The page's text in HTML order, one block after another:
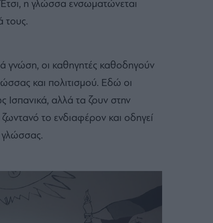
η γλώσσα ενσωματώνεται
τους.
γνώση, οι καθηγητές καθοδηγούν
και πολιτισμού. Εδώ οι
Ισπανικά, αλλά τα ζουν στην
το ενδιαφέρον και οδηγεί
γλώσσας.